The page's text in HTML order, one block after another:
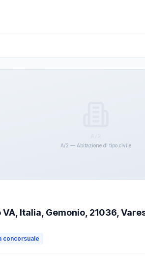
A/2 — Abitazione di tipo civile
Italia, Gemonio, 21036,
concorsuale